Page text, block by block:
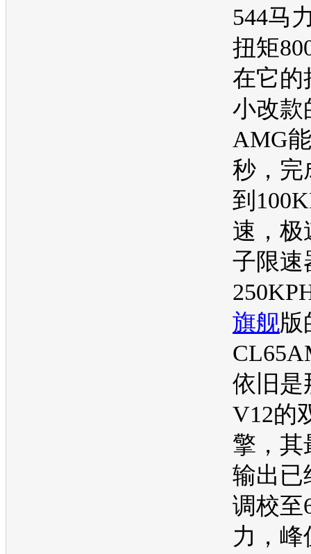
544马
扭矩
在它的
小改款
AMG
秒，完
到
速，极
子限速
旗舰版
依旧是
V12的
擎，其
输出已
调校至
力，峰